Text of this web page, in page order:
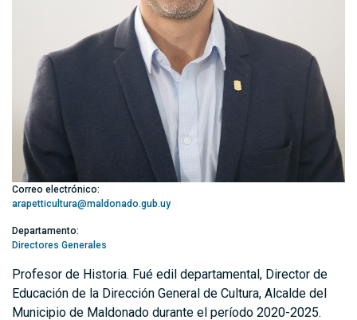
Profesor de Historia. Fué edil departamental, Director de
Educación de la Dirección General de Cultura, Alcalde del
Municipio de Maldonado durante el período 2020-2025.
Correo electrónico:
arapetticultura@maldonado.gub.uy
Departamento:
Directores Generales